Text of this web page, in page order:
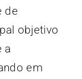
de
objetivo
a
em